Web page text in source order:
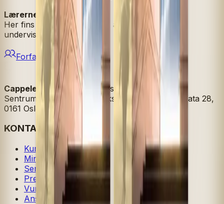
Lærernettsted
Her fins blant annet prøver, årsplan,
undervisningsopplegg mm.
Forfattere
Cappelen Damm
| Postadresse: Postboks 1900
Sentrum, 0055 Oslo | Besøksadresse: Stortingsgata 28,
0161 Oslo
KONTAKT OSS
Kundeservice
Min side
Send inn manus
Presse
Vurderingseksemplar
Ansatte